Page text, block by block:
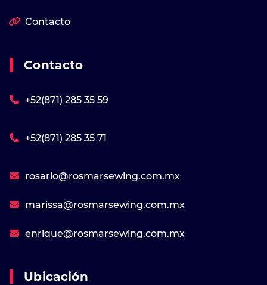
Contacto
Contacto
+52(871) 285 35 59
+52(871) 285 35 71
rosario@rosmarsewing.com.mx
marissa@rosmarsewing.com.mx
enrique@rosmarsewing.com.mx
Ubicación